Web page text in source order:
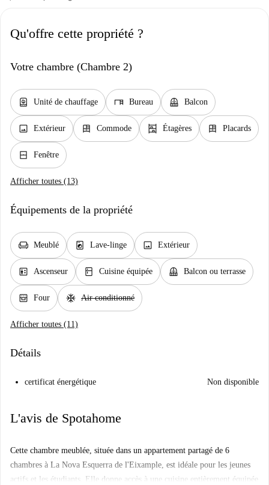
Qu'offre cette propriété ?
Votre chambre (Chambre 2)
water_heater Unité de chauffage desk Bureau balcony Balcon
image Extérieur dresser Commode shelves Étagères dresser Placards
window_closed Fenêtre
Afficher toutes (13)
Équipements de la propriété
chair Meublé local_laundry_service Lave-linge image Extérieur
elevator Ascenseur kitchen Cuisine équipée balcony Balcon ou terrasse
oven_gen Four ac_unit Air conditionné
Afficher toutes (11)
Détails
certificat énergétique Non disponible
L'avis de Spotahome
Cette chambre meublée, située dans un appartement partagé de 6
chambres à La Nova Esquerra de l'Eixample, est idéale pour les jeunes
actifs et les étudiants. Elle donne accès à une cuisine entièrement équipée